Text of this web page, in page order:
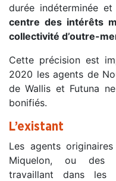
durée indéterminée
centre des intérêts
collectivité d’outre-
Cette précision est
2020 les agents de
de Wallis et Futuna
bonifiés.
L’existant
Les agents
Miquelon, ou des
travaillant dans les